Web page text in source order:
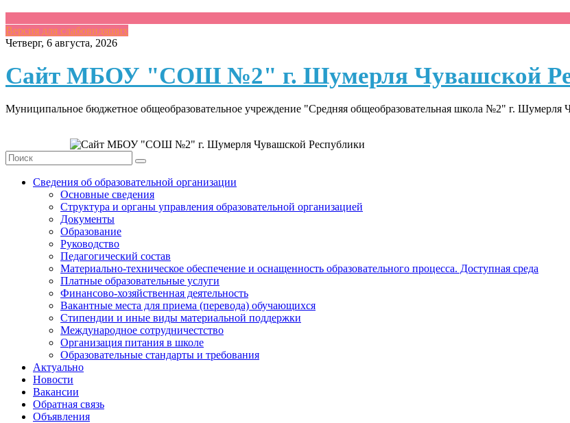
Версия для слабовидящих
Skip
content
Четверг, 6 августа, 2026
Сайт МБОУ "СОШ №2" г. Шумерля Чувашской
Муниципальное бюджетное общеобразовательное учреждение "Средняя общеобразовательная школа №2" г. Шумерля
Сведения об образовательной организации
Основные сведения
Структура и органы управления образовательной организацией
Документы
Образование
Руководство
Педагогический состав
Материально-техническое обеспечение и оснащенность образовательного процесса. Доступная среда
Платные образовательные услуги
Финансово-хозяйственная деятельность
Вакантные места для приема (перевода) обучающихся
Стипендии и иные виды материальной поддержки
Международное сотрудничестство
Организация питания в школе
Образовательные стандарты и требования
Актуально
Новости
Вакансии
Обратная связь
Объявления